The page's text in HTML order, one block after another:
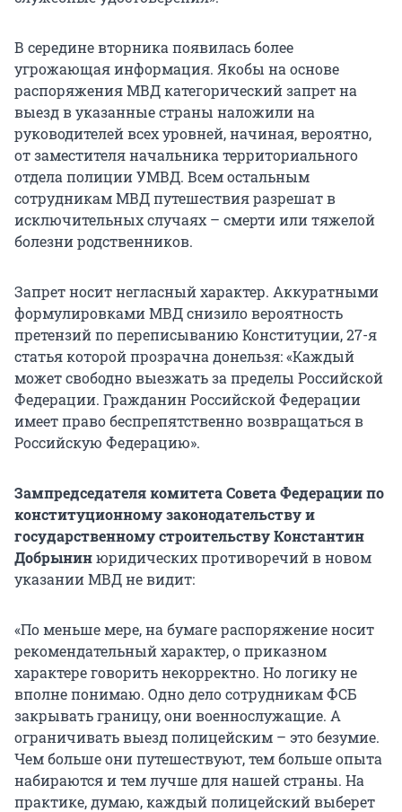
В середине вторника появилась более
угрожающая информация. Якобы на основе
распоряжения МВД категорический запрет на
выезд в указанные страны наложили на
руководителей всех уровней, начиная, вероятно,
от заместителя начальника территориального
отдела полиции УМВД. Всем остальным
сотрудникам МВД путешествия разрешат в
исключительных случаях – смерти или тяжелой
болезни родственников.
Запрет носит негласный характер. Аккуратными
формулировками МВД снизило вероятность
претензий по переписыванию Конституции, 27-я
статья которой прозрачна донельзя: «Каждый
может свободно выезжать за пределы Российской
Федерации. Гражданин Российской Федерации
имеет право беспрепятственно возвращаться в
Российскую Федерацию».
Зампредседателя комитета Совета Федерации по
конституционному законодательству и
государственному строительству Константин
Добрынинюридических противоречий в новом
указании МВД не видит:
«По меньше мере, на бумаге распоряжение носит
рекомендательный характер, о приказном
характере говорить некорректно. Но логику не
вполне понимаю. Одно дело сотрудникам ФСБ
закрывать границу, они военнослужащие. А
ограничивать выезд полицейским – это безумие.
Чем больше они путешествуют, тем больше опыта
набираются и тем лучше для нашей страны. На
практике, думаю, каждый полицейский выберет